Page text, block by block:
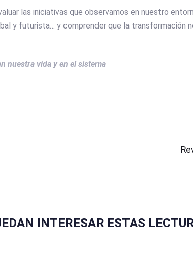
las iniciativas que observamos en nuestro
y futurista… y comprender que la transformación
nuestra vida y en el sistema
INTERESAR ESTAS